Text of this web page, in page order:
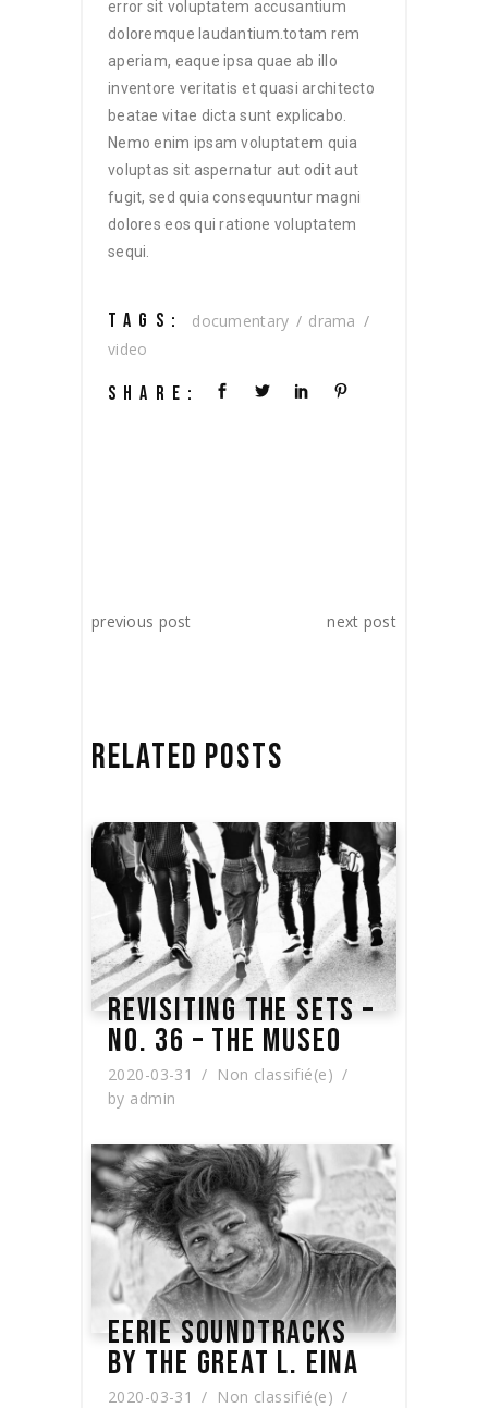
error sit voluptatem accusantium
doloremque laudantium.totam rem
aperiam, eaque ipsa quae ab illo
inventore veritatis et quasi architecto
beatae vitae dicta sunt explicabo.
Nemo enim ipsam voluptatem quia
voluptas sit aspernatur aut odit aut
fugit, sed quia consequuntur magni
dolores eos qui ratione voluptatem
sequi.
TAGS: documentary
drama
video
SHARE:
previous post next post
RELATED POSTS
REVISITING THE SETS –
NO. 36 – THE MUSEO
2020-03-31
Non classifié(e)
by admin
EERIE SOUNDTRACKS
BY THE GREAT L. EINA
2020-03-31
Non classifié(e)